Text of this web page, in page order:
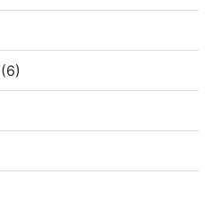
(6)